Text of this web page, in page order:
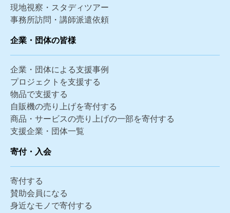
現地視察・スタディツアー
事務所訪問・講師派遣依頼
企業・団体の皆様
企業・団体による支援事例
プロジェクトを支援する
物品で支援する
自販機の売り上げを寄付する
商品・サービスの売り上げの一部を寄付する
支援企業・団体一覧
寄付・入会
寄付する
賛助会員になる
身近なモノで寄付する